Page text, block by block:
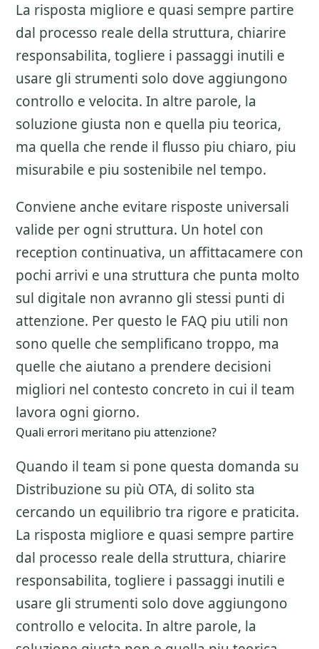
La risposta migliore e quasi sempre partire
dal processo reale della struttura, chiarire
responsabilita, togliere i passaggi inutili e
usare gli strumenti solo dove aggiungono
controllo e velocita. In altre parole, la
soluzione giusta non e quella piu teorica,
ma quella che rende il flusso piu chiaro, piu
misurabile e piu sostenibile nel tempo.
Conviene anche evitare risposte universali
valide per ogni struttura. Un hotel con
reception continuativa, un affittacamere con
pochi arrivi e una struttura che punta molto
sul digitale non avranno gli stessi punti di
attenzione. Per questo le FAQ piu utili non
sono quelle che semplificano troppo, ma
quelle che aiutano a prendere decisioni
migliori nel contesto concreto in cui il team
lavora ogni giorno.
Quali errori meritano piu attenzione?
Quando il team si pone questa domanda su
Distribuzione su più OTA, di solito sta
cercando un equilibrio tra rigore e praticita.
La risposta migliore e quasi sempre partire
dal processo reale della struttura, chiarire
responsabilita, togliere i passaggi inutili e
usare gli strumenti solo dove aggiungono
controllo e velocita. In altre parole, la